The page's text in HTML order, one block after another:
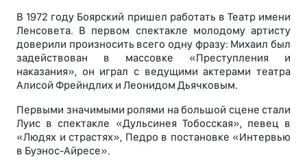
В 1972 году Боярский пришел работать в Театр имени
Ленсовета. В первом спектакле молодому артисту
доверили произносить всего одну фразу: Михаил был
задействован в массовке «Преступления и
наказания», он играл с ведущими актерами театра
Алисой Фрейндлих и Леонидом Дьячковым.
Первыми значимыми ролями на большой сцене стали
Луис в спектакле «Дульсинея Тобосская», певец в
«Людях и страстях», Педро в постановке «Интервью
в Буэнос-Айресе».